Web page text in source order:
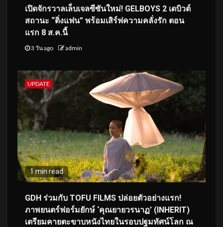
เปิดจักรวาลเล็บเจลซีซันใหม่! GELBOYS 2 เดบิวต์
สถานะ “ติ่งแฟน” พร้อมเสิร์ฟความคลั่งรัก ตอน
แรก 8 ส.ค.นี้
3 วัน ago admin
UPDATE
1 min read
GDH ร่วมกับ TOFU FILMS ปล่อยตัวอย่างแรก!
ภาพยนตร์ฟอร์มยักษ์ ‘คุณยายวรนาฏ’ (INHERIT)
เตรียมคายตะขาบหนังไทยในรอบปฐมทัศน์โลก ณ